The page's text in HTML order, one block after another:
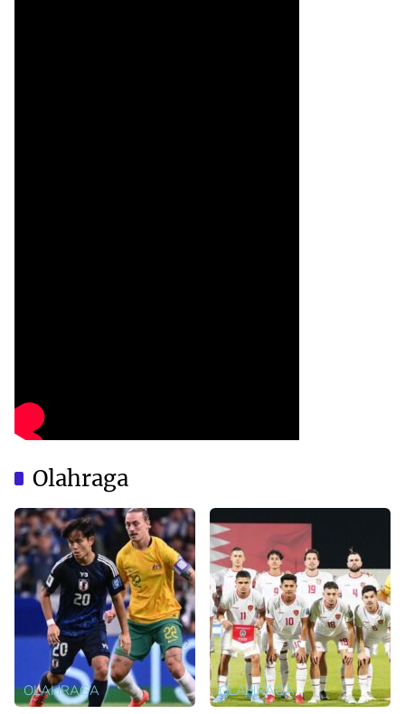
Olahraga
OLAHRAGA OLAHRAGA